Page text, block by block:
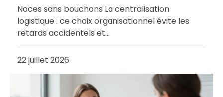
Noces sans bouchons La centralisation
logistique : ce choix organisationnel évite les
retards accidentels et…
22 juillet 2026